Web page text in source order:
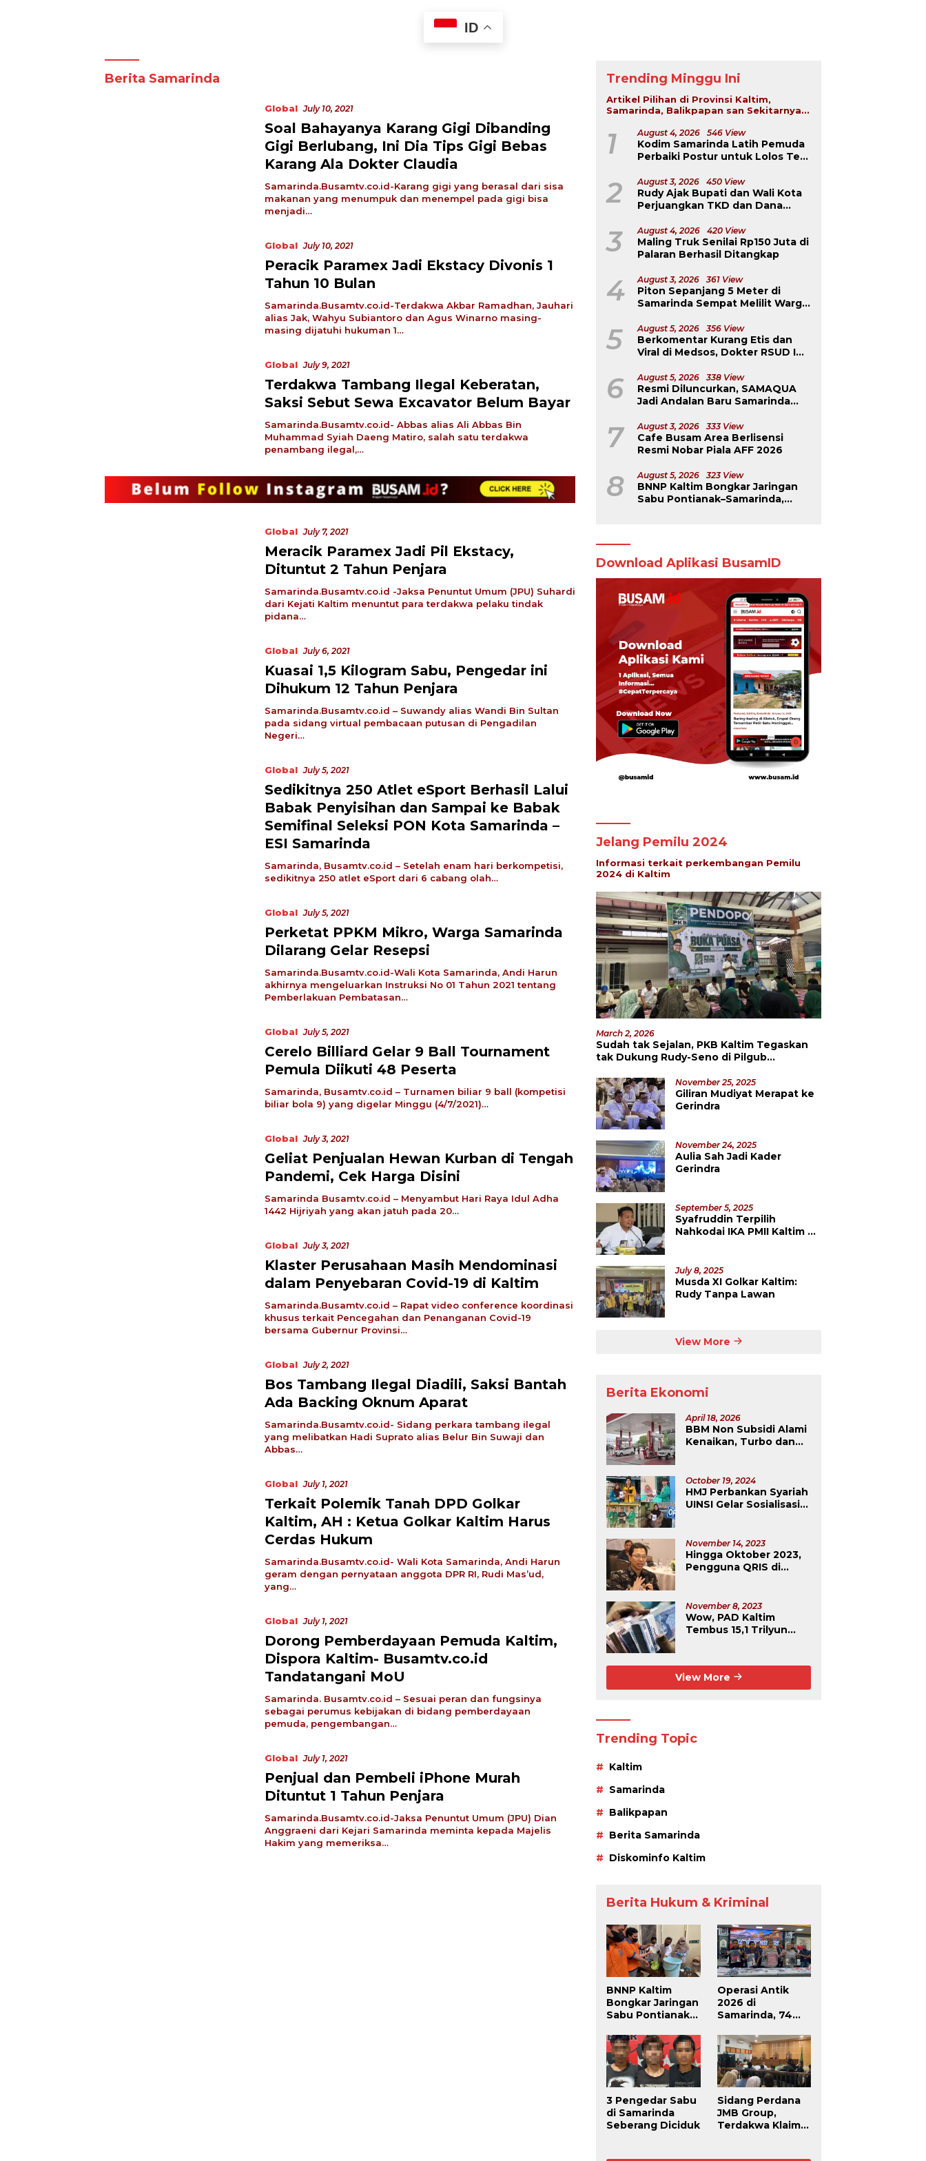
ID
Berita Samarinda
Global July 10, 2021
Soal Bahayanya Karang Gigi Dibanding
Gigi Berlubang, Ini Dia Tips Gigi Bebas
Karang Ala Dokter Claudia
Samarinda.Busamtv.co.id-Karang gigi yang berasal dari sisa
makanan yang menumpuk dan menempel pada gigi bisa
menjadi…
Global July 10, 2021
Peracik Paramex Jadi Ekstacy Divonis 1
Tahun 10 Bulan
Samarinda.Busamtv.co.id-Terdakwa Akbar Ramadhan, Jauhari
alias Jak, Wahyu Subiantoro dan Agus Winarno masing-
masing dijatuhi hukuman 1…
Global July 9, 2021
Terdakwa Tambang Ilegal Keberatan,
Saksi Sebut Sewa Excavator Belum Bayar
Samarinda.Busamtv.co.id- Abbas alias Ali Abbas Bin
Muhammad Syiah Daeng Matiro, salah satu terdakwa
penambang ilegal,…
Global July 7, 2021
Meracik Paramex Jadi Pil Ekstacy,
Dituntut 2 Tahun Penjara
Samarinda.Busamtv.co.id -Jaksa Penuntut Umum (JPU) Suhardi
dari Kejati Kaltim menuntut para terdakwa pelaku tindak
pidana…
Global July 6, 2021
Kuasai 1,5 Kilogram Sabu, Pengedar ini
Dihukum 12 Tahun Penjara
Samarinda.Busamtv.co.id – Suwandy alias Wandi Bin Sultan
pada sidang virtual pembacaan putusan di Pengadilan
Negeri…
Global July 5, 2021
Sedikitnya 250 Atlet eSport Berhasil Lalui
Babak Penyisihan dan Sampai ke Babak
Semifinal Seleksi PON Kota Samarinda –
ESI Samarinda
Samarinda, Busamtv.co.id – Setelah enam hari berkompetisi,
sedikitnya 250 atlet eSport dari 6 cabang olah…
Global July 5, 2021
Perketat PPKM Mikro, Warga Samarinda
Dilarang Gelar Resepsi
Samarinda.Busamtv.co.id-Wali Kota Samarinda, Andi Harun
akhirnya mengeluarkan Instruksi No 01 Tahun 2021 tentang
Pemberlakuan Pembatasan…
Global July 5, 2021
Cerelo Billiard Gelar 9 Ball Tournament
Pemula Diikuti 48 Peserta
Samarinda, Busamtv.co.id – Turnamen biliar 9 ball (kompetisi
biliar bola 9) yang digelar Minggu (4/7/2021)…
Global July 3, 2021
Geliat Penjualan Hewan Kurban di Tengah
Pandemi, Cek Harga Disini
Samarinda Busamtv.co.id – Menyambut Hari Raya Idul Adha
1442 Hijriyah yang akan jatuh pada 20…
Global July 3, 2021
Klaster Perusahaan Masih Mendominasi
dalam Penyebaran Covid-19 di Kaltim
Samarinda.Busamtv.co.id – Rapat video conference koordinasi
khusus terkait Pencegahan dan Penanganan Covid-19
bersama Gubernur Provinsi…
Global July 2, 2021
Bos Tambang Ilegal Diadili, Saksi Bantah
Ada Backing Oknum Aparat
Samarinda.Busamtv.co.id- Sidang perkara tambang ilegal
yang melibatkan Hadi Suprato alias Belur Bin Suwaji dan
Abbas…
Global July 1, 2021
Terkait Polemik Tanah DPD Golkar
Kaltim, AH : Ketua Golkar Kaltim Harus
Cerdas Hukum
Samarinda.Busamtv.co.id- Wali Kota Samarinda, Andi Harun
geram dengan pernyataan anggota DPR RI, Rudi Mas’ud,
yang…
Global July 1, 2021
Dorong Pemberdayaan Pemuda Kaltim,
Dispora Kaltim- Busamtv.co.id
Tandatangani MoU
Samarinda. Busamtv.co.id – Sesuai peran dan fungsinya
sebagai perumus kebijakan di bidang pemberdayaan
pemuda, pengembangan…
Global July 1, 2021
Penjual dan Pembeli iPhone Murah
Dituntut 1 Tahun Penjara
Samarinda.Busamtv.co.id-Jaksa Penuntut Umum (JPU) Dian
Anggraeni dari Kejari Samarinda meminta kepada Majelis
Hakim yang memeriksa…
Trending Minggu Ini
Artikel Pilihan di Provinsi Kaltim,
Samarinda, Balikpapan san Sekitarnya...
1 August 4, 2026 546 View
Kodim Samarinda Latih Pemuda
Perbaiki Postur untuk Lolos Tes
2 August 3, 2026 450 View
Rudy Ajak Bupati dan Wali Kota
Perjuangkan TKD dan Dana
3 August 4, 2026 420 View
Maling Truk Senilai Rp150 Juta di
Palaran Berhasil Ditangkap
4 August 3, 2026 361 View
Piton Sepanjang 5 Meter di
Samarinda Sempat Melilit Warga
5 August 5, 2026 356 View
Berkomentar Kurang Etis dan
Viral di Medsos, Dokter RSUD IA
6 August 5, 2026 338 View
Resmi Diluncurkan, SAMAQUA
Jadi Andalan Baru Samarinda
7 August 3, 2026 333 View
Cafe Busam Area Berlisensi
Resmi Nobar Piala AFF 2026
8 August 5, 2026 323 View
BNNP Kaltim Bongkar Jaringan
Sabu Pontianak–Samarinda,
Download Aplikasi BusamID
Jelang Pemilu 2024
Informasi terkait perkembangan Pemilu
2024 di Kaltim
March 2, 2026
Sudah tak Sejalan, PKB Kaltim Tegaskan
tak Dukung Rudy-Seno di Pilgub
November 25, 2025
Giliran Mudiyat Merapat ke
Gerindra
November 24, 2025
Aulia Sah Jadi Kader
Gerindra
September 5, 2025
Syafruddin Terpilih
Nahkodai IKA PMII Kaltim 5
July 8, 2025
Musda XI Golkar Kaltim:
Rudy Tanpa Lawan
View More
Berita Ekonomi
April 18, 2026
BBM Non Subsidi Alami
Kenaikan, Turbo dan
October 19, 2024
HMJ Perbankan Syariah
UINSI Gelar Sosialisasi
November 14, 2023
Hingga Oktober 2023,
Pengguna QRIS di
Kalimantan
November 8, 2023
Wow, PAD Kaltim
Tembus 15,1 Trilyun
View More
Trending Topic
Kaltim
Samarinda
Balikpapan
Berita Samarinda
Diskominfo Kaltim
Berita Hukum & Kriminal
BNNP Kaltim
Bongkar Jaringan
Sabu Pontianak–
Pengendali
Beroperasi dari
Dalam Lapas
Operasi Antik
2026 di
Samarinda, 74
Pemakai Berhasil
Diciduk
3 Pengedar Sabu
di Samarinda
Seberang Diciduk
Sidang Perdana
JMB Group,
Terdakwa Klaim